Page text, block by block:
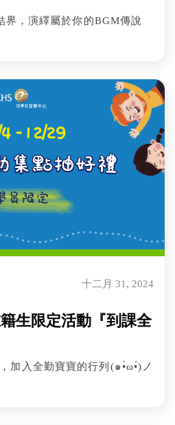
界，演繹屬於你的BGM傳說
十二月 31, 2024
生限定活動『到課全
加入全勤寶寶的行列(๑•̀ω•́)ノ